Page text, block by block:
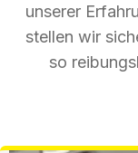
unserer
stellen wir
so